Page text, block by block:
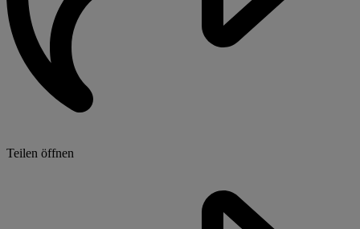
Teilen öffnen